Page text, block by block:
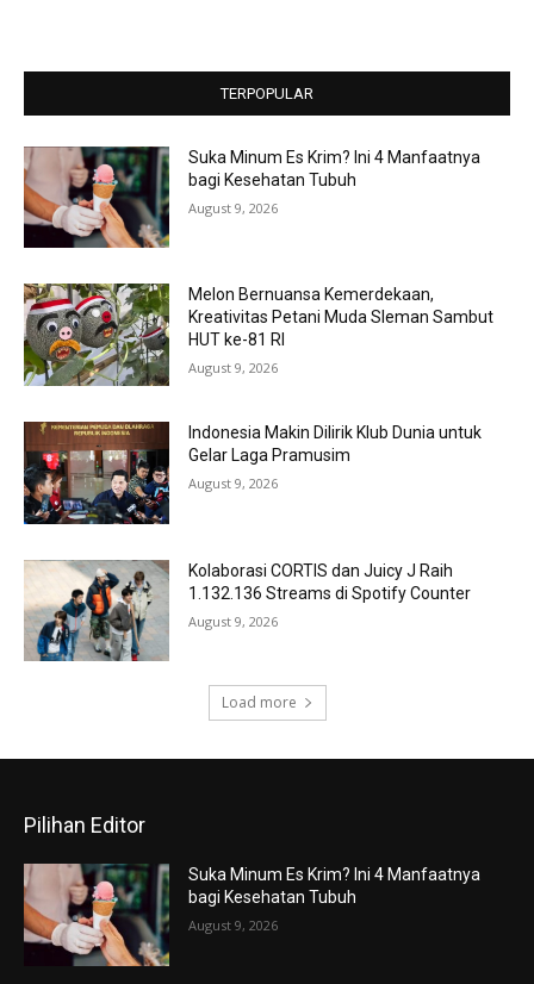
TERPOPULAR
Suka Minum Es Krim? Ini 4 Manfaatnya
bagi Kesehatan Tubuh
August 9, 2026
Melon Bernuansa Kemerdekaan,
Kreativitas Petani Muda Sleman Sambut
HUT ke-81 RI
August 9, 2026
Indonesia Makin Dilirik Klub Dunia untuk
Gelar Laga Pramusim
August 9, 2026
Kolaborasi CORTIS dan Juicy J Raih
1.132.136 Streams di Spotify Counter
August 9, 2026
Load more
Pilihan Editor
Suka Minum Es Krim? Ini 4 Manfaatnya
bagi Kesehatan Tubuh
August 9, 2026